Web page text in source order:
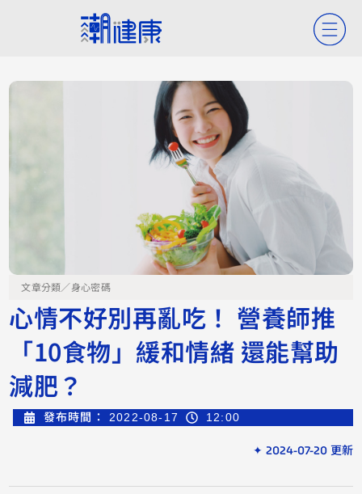
文章分類／身心密碼
心情不好別再亂吃！ 營養師推
「10食物」緩和情緒 還能幫助
減肥？
發布時間： 2022-08-17 12:00
✦ 2024-07-20 更新